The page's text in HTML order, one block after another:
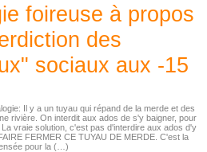
foireuse à propos
des
sociaux aux -15
Il y a un tuyau qui répand de la merde et des
rivière. On interdit aux ados de s'y baigner, pour
vraie solution, c'est pas d'interdire aux ados d'y
FERMER CE TUYAU DE MERDE. C'est la
pour la (…)